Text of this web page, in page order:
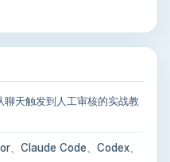
天触发到人工审核的实战教
、Claude Code、Codex、